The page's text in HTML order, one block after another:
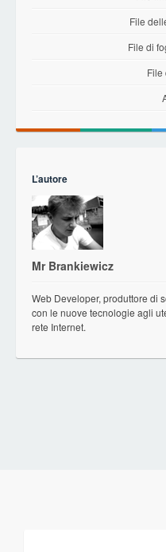
File
File di
File
L’autore
Mr Brankiewicz
Web Developer, produttore di
con le nuove tecnologie agli
rete Internet.